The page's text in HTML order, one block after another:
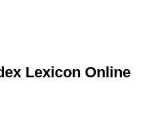
Lexicon Online